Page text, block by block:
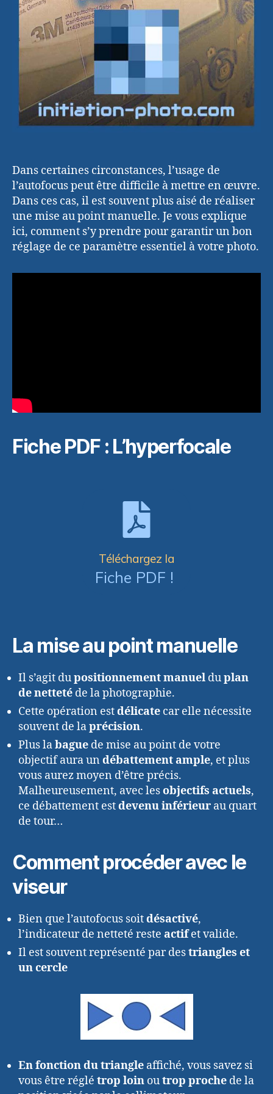
Dans certaines circonstances, l’usage de
l’autofocus peut être difficile à mettre en œuvre.
Dans ces cas, il est souvent plus aisé de réaliser
une mise au point manuelle. Je vous explique
ici, comment s’y prendre pour garantir un bon
réglage de ce paramètre essentiel à votre photo.
Fiche PDF : L’hyperfocale
Téléchargez la
Fiche PDF !
La mise au point manuelle
Il s’agit dupositionnement manuel duplan
de netteté de la photographie.
Cette opération estdélicate car elle nécessite
souvent de laprécision.
Plus labague de mise au point de votre
objectif aura un débattement ample, et plus
vous aurez moyen d’être précis.
Malheureusement, avec lesobjectifs actuels,
ce débattement estdevenu inférieur au quart
de tour…
Comment procéder avec le
viseur
Bien que l’autofocus soitdésactivé,
l’indicateur de netteté reste actifet valide.
Il est souvent représenté par destriangles et
un cercle
En fonction du triangle affiché, vous savez si
vous être réglé trop loin outrop proche de la